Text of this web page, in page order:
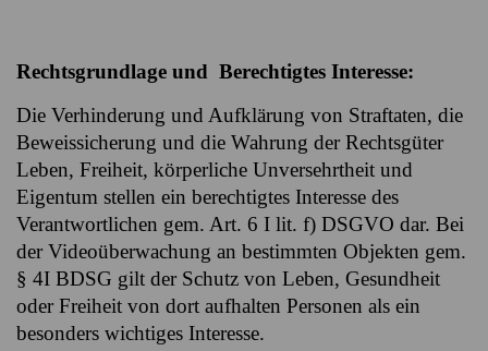
Rechtsgrundlage und Berechtigtes Interesse:
Die Verhinderung und Aufklärung von Straftaten, die
Beweissicherung und die Wahrung der Rechtsgüter
Leben, Freiheit, körperliche Unversehrtheit und
Eigentum stellen ein berechtigtes Interesse des
Verantwortlichen gem. Art. 6 I lit. f) DSGVO dar. Bei
der Videoüberwachung an bestimmten Objekten gem.
§ 4I BDSG gilt der Schutz von Leben, Gesundheit
oder Freiheit von dort aufhalten Personen als ein
besonders wichtiges Interesse.